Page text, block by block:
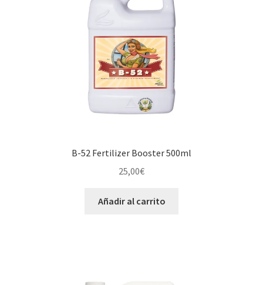
B-52 Fertilizer Booster 500ml
25,00€
Añadir al carrito